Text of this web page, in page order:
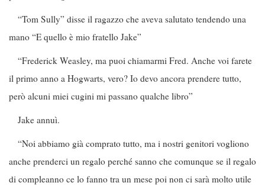
“Tom Sully” disse il ragazzo che aveva salutato tendendo una
mano “E quello è mio fratello Jake”
“Frederick Weasley, ma puoi chiamarmi Fred. Anche voi farete
il primo anno a Hogwarts, vero? Io devo ancora prendere tutto,
però alcuni miei cugini mi passano qualche libro”
Jake annuì.
“Noi abbiamo già comprato tutto, ma i nostri genitori vogliono
anche prenderci un regalo perché sanno che comunque se il regalo
di compleanno ce lo fanno tra un mese poi non ci sarà molto utile